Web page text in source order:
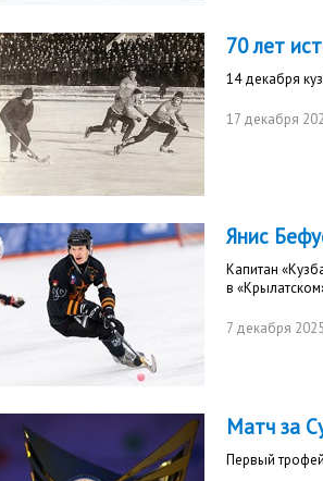
70 лет
14 декабря
17 декабря
Янис
Капитан
в
7 декабря 2025
Матч за
Первый